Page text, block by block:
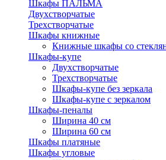
Шкафы ПАЛЬМА
Двухстворчатые
Трехстворчатые
Шкафы книжные
Книжные шкафы со
Шкафы-купе
Двухстворчатые
Трехстворчатые
Шкафы-купе без зеркала
Шкафы-купе с зеркалом
Шкафы-пеналы
Ширина 40 см
Ширина 60 см
Шкафы платяные
Шкафы угловые